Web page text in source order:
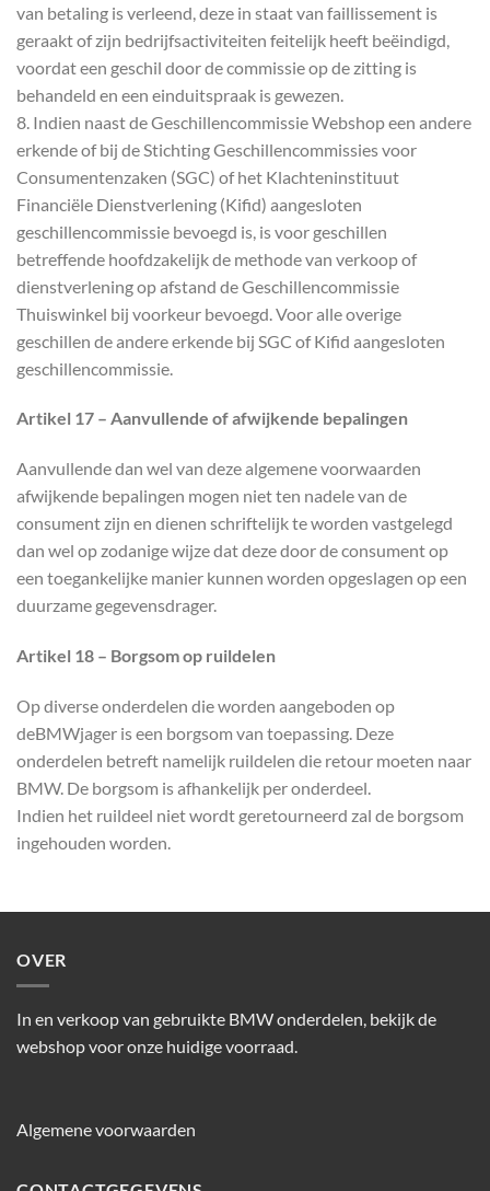
van betaling is verleend, deze in staat van faillissement is
geraakt of zijn bedrijfsactiviteiten feitelijk heeft beëindigd,
voordat een geschil door de commissie op de zitting is
behandeld en een einduitspraak is gewezen.
8. Indien naast de Geschillencommissie Webshop een andere
erkende of bij de Stichting Geschillencommissies voor
Consumentenzaken (SGC) of het Klachteninstituut
Financiële Dienstverlening (Kifid) aangesloten
geschillencommissie bevoegd is, is voor geschillen
betreffende hoofdzakelijk de methode van verkoop of
dienstverlening op afstand de Geschillencommissie
Thuiswinkel bij voorkeur bevoegd. Voor alle overige
geschillen de andere erkende bij SGC of Kifid aangesloten
geschillencommissie.
Artikel 17 – Aanvullende of afwijkende bepalingen
Aanvullende dan wel van deze algemene voorwaarden
afwijkende bepalingen mogen niet ten nadele van de
consument zijn en dienen schriftelijk te worden vastgelegd
dan wel op zodanige wijze dat deze door de consument op
een toegankelijke manier kunnen worden opgeslagen op een
duurzame gegevensdrager.
Artikel 18 – Borgsom op ruildelen
Op diverse onderdelen die worden aangeboden op
deBMWjager is een borgsom van toepassing. Deze
onderdelen betreft namelijk ruildelen die retour moeten naar
BMW. De borgsom is afhankelijk per onderdeel.
Indien het ruildeel niet wordt geretourneerd zal de borgsom
ingehouden worden.
OVER
In en verkoop van gebruikte BMW onderdelen, bekijk de
webshop voor onze huidige voorraad.
Algemene voorwaarden